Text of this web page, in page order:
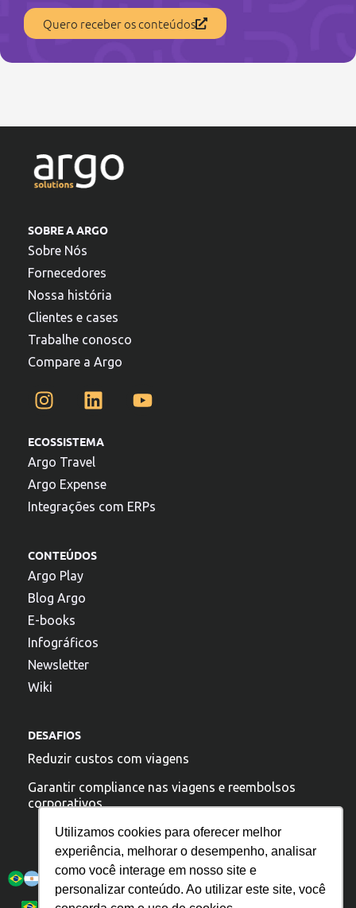
Utilizamos cookies para oferecer melhor
experiência, melhorar o desempenho, analisar
como você interage em nosso site e
personalizar conteúdo. Ao utilizar este site, você
Quero receber os conteúdos
SOBRE A ARGO
Sobre Nós
Fornecedores
Nossa história
Clientes e cases
Trabalhe conosco
Compare a Argo
ECOSSISTEMA
Argo Travel
Argo Expense
Integrações com ERPs
CONTEÚDOS
Argo Play
Blog Argo
E-books
Infográficos
Newsletter
Wiki
DESAFIOS
Reduzir custos com viagens
Garantir compliance nas viagens e reembolsos
corporativos
Español Política de Privacidade